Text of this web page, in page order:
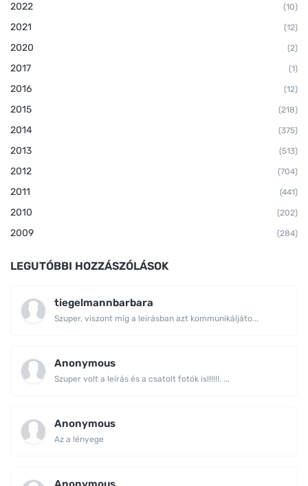
2022 (10)
2021 (12)
2020 (2)
2017 (1)
2016 (12)
2015 (218)
2014 (375)
2013 (513)
2012 (704)
2011 (441)
2010 (202)
2009 (284)
LEGUTÓBBI HOZZÁSZÓLÁSOK
tiegelmannbarbara
Szuper, viszont míg a leírásban azt kommunikáljáto...
Anonymous
Szuper volt a leírás és a csatolt fotók is!!!!!!. ...
Anonymous
Az a lényege